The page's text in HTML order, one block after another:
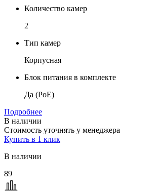
Количество камер
2
Тип камер
Корпусная
Блок питания в комплекте
Да (PoE)
Подробнее
В наличии
Стоимость уточнять у менеджера
Купить в 1 клик
В наличии
89